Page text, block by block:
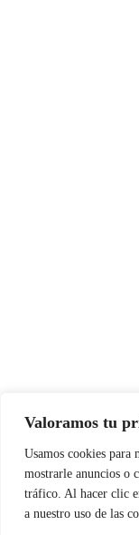
Valoramos tu
Usamos cookies para
mostrarle anuncios o
tráfico. Al hacer clic
a nuestro uso de las